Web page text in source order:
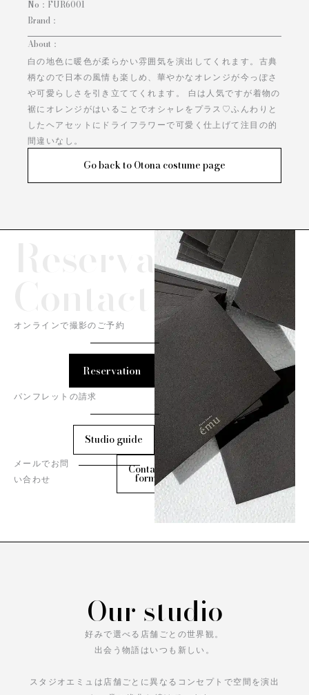
No： FUR6001
Brand：
About：
白の地色に暖色が柔らかい雰囲気を演出してくれます。古典
柄なので日本の風情も楽しめ、華やかなオレンジが今っぽさ
や可愛らしさを引き立ててくれます。 白は人気ですが着物の
裾にオレンジがはいることでオシャレをプラス♡ふんわりと
したヘアセットにドライフラワーで可愛く仕上げて注目の的
間違いなし。
Go back to Otona costume page
Reservation/
オンラインで撮影のご予約
Reservation
パンフレットの請求
Studio guide
メールでお問
い合わせ
Contact
form
Our studio
好みで選べる店舗ごとの世界観。
出会う物語はいつも新しい。
スタジオエミュは店舗ごとに異なるコンセプトで空間を演出